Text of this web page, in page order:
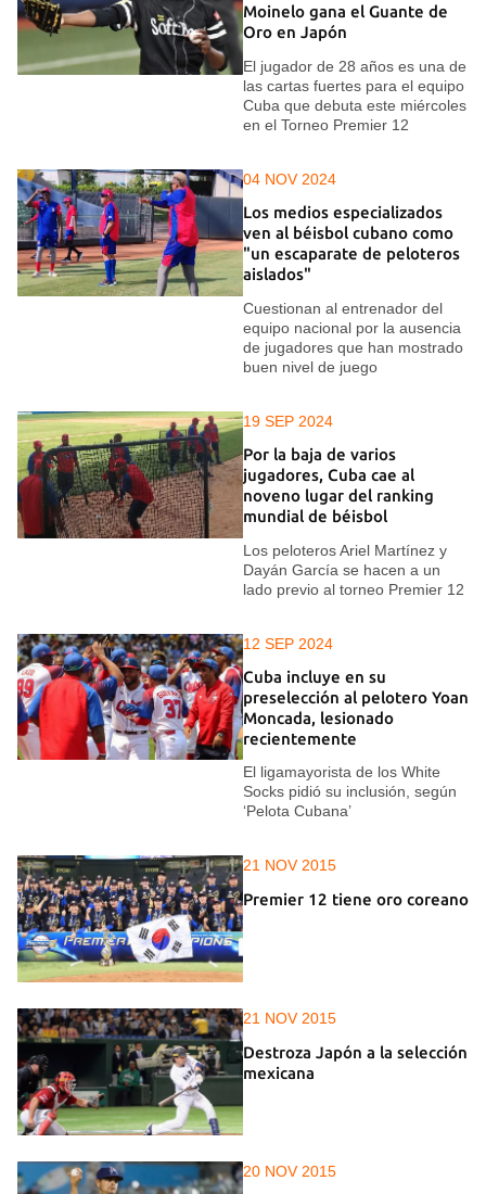
Moinelo gana el Guante de
Oro en Japón
El jugador de 28 años es una de
las cartas fuertes para el equipo
Cuba que debuta este miércoles
en el Torneo Premier 12
04 NOV 2024
Los medios especializados
ven al béisbol cubano como
"un escaparate de peloteros
aislados"
Cuestionan al entrenador del
equipo nacional por la ausencia
de jugadores que han mostrado
buen nivel de juego
19 SEP 2024
Por la baja de varios
jugadores, Cuba cae al
noveno lugar del ranking
mundial de béisbol
Los peloteros Ariel Martínez y
Dayán García se hacen a un
lado previo al torneo Premier 12
12 SEP 2024
Cuba incluye en su
preselección al pelotero Yoan
Moncada, lesionado
recientemente
El ligamayorista de los White
Socks pidió su inclusión, según
‘Pelota Cubana’
21 NOV 2015
Premier 12 tiene oro coreano
21 NOV 2015
Destroza Japón a la selección
mexicana
20 NOV 2015